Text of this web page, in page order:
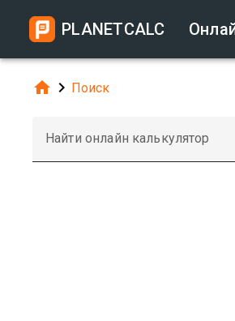
PLANETCALC
  Поиск
Найти онлайн калькулятор